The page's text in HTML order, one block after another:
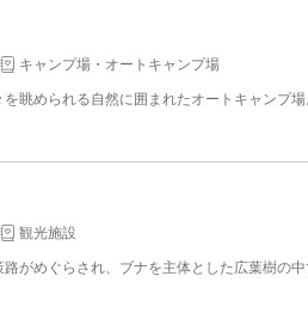
キャンプ場・オートキャンプ場
観光施設